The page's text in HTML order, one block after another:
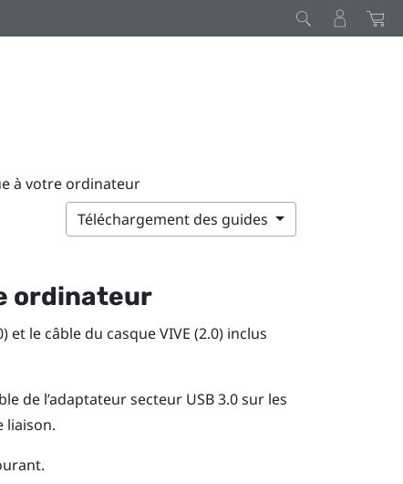
à votre ordinateur
Téléchargement des guides
ordinateur
et le câble du casque VIVE (2.0)inclus
de l’adaptateur secteur USB 3.0 sur les
liaison.